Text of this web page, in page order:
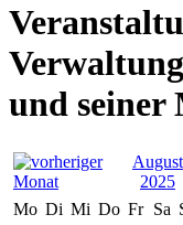
und seiner
August
2025
Mo Di Mi Do Fr Sa